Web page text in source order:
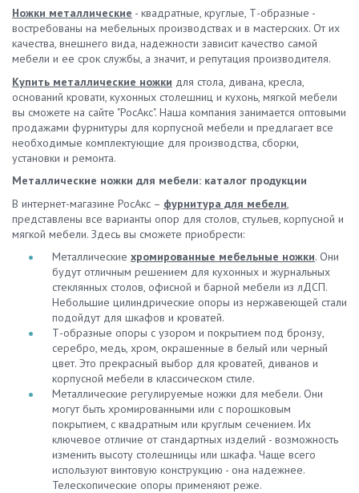
Ножки металлические - квадратные, круглые, Т-образные -
востребованы на мебельных производствах и в мастерских. От их
качества, внешнего вида, надежности зависит качество самой
мебели и ее срок службы, а значит, и репутация производителя.
Купить металлические ножки для стола, дивана, кресла,
оснований кровати, кухонных столешниц и кухонь, мягкой мебели
вы сможете на сайте "РосАкс". Наша компания занимается оптовыми
продажами фурнитуры для корпусной мебели и предлагает все
необходимые комплектующие для производства, сборки,
установки и ремонта.
Металлические ножки для мебели: каталог продукции
В интернет-магазине РосАкс – фурнитура для мебели
представлены все варианты опор для столов, стульев, корпусной и
мягкой мебели. Здесь вы сможете приобрести:
Металлические хромированные мебельные ножки. Они
будут отличным решением для кухонных и журнальных
стеклянных столов, офисной и барной мебели из лДСП.
Небольшие цилиндрические опоры из нержавеющей стали
подойдут для шкафов и кроватей.
Т-образные опоры с узором и покрытием под бронзу,
серебро, медь, хром, окрашенные в белый или черный
цвет. Это прекрасный выбор для кроватей, диванов и
корпусной мебели в классическом стиле.
Металлические регулируемые ножки для мебели. Они
могут быть хромированными или с порошковым
покрытием, с квадратным или круглым сечением. Их
ключевое отличие от стандартных изделий - возможность
изменить высоту столешницы или шкафа. Чаще всего
используют винтовую конструкцию - она надежнее.
Телескопические опоры применяют реже.